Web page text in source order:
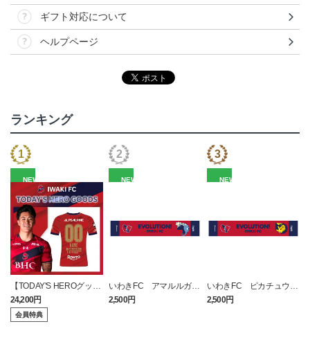
ギフト対応について
ヘルプページ
ランキング
NEW
【TODAY'S HEROグッ
ズ】数量限定！2026 1st
レプリカユニフォーム
（今治戦）
24,200円
会員特典
NEW
いわきFC アマルルガ
タオルマフラー
2,500円
NEW
いわきFC ピカチュウ
タオルマフラー
2,500円